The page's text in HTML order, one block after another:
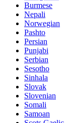
Burmese
Nepali
Norwegian
Pashto
Persian
Punjabi
Serbian
Sesotho
Sinhala
Slovak
Slovenian
Somali
Samoan